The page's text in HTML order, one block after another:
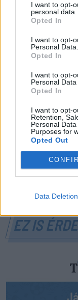
I want to opt-
personal data.
Opted In
I want to opt-
Personal Data.
Opted In
I want to opt-
Personal Data
Opted In
I want to opt-
Retention,
Personal
Purposes for
Opted Out
Data Deletion
FŐTÉR
„A
kártékony,
A
létezik, az
létszámra.
vadásszal
EZ IS